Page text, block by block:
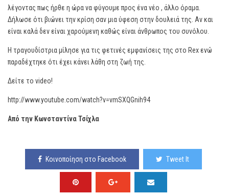
λέγοντας πως ήρθε η ώρα να φύγουμε προς ένα νέο , άλλο όραμα.
Δήλωσε ότι βιώνει την κρίση σαν μια ύφεση στην δουλειά της. Αν και
είναι καλά δεν είναι χαρούμενη καθώς είναι άνθρωπος του συνόλου.
Η τραγουδίστρια μίλησε για τις φετινές εμφανίσεις της στο Rex ενώ
παραδέχτηκε ότι έχει κάνει λάθη στη ζωή της.
Δείτε το video!
http://www.youtube.com/watch?v=vmSXQGnih94
Από την Κωνσταντίνα Τσίχλα
Κοινοποίηση στο Facebook Tweet It